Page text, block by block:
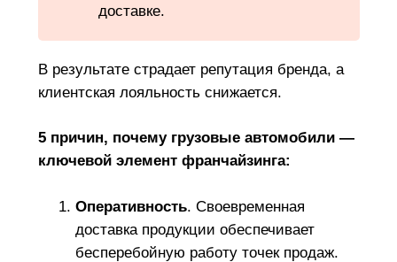
доставке.
В результате страдает репутация бренда, а
клиентская лояльность снижается.
5 причин, почему грузовые автомобили —
ключевой элемент франчайзинга:
Оперативность. Своевременная
доставка продукции обеспечивает
бесперебойную работу точек продаж.